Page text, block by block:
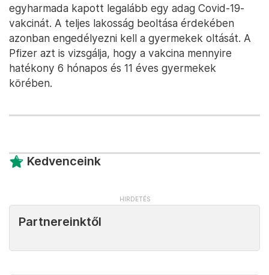
egyharmada kapott legalább egy adag Covid-19-
vakcinát. A teljes lakosság beoltása érdekében
azonban engedélyezni kell a gyermekek oltását. A
Pfizer azt is vizsgálja, hogy a vakcina mennyire
hatékony 6 hónapos és 11 éves gyermekek
körében.
Kedvenceink
Partnereinktől